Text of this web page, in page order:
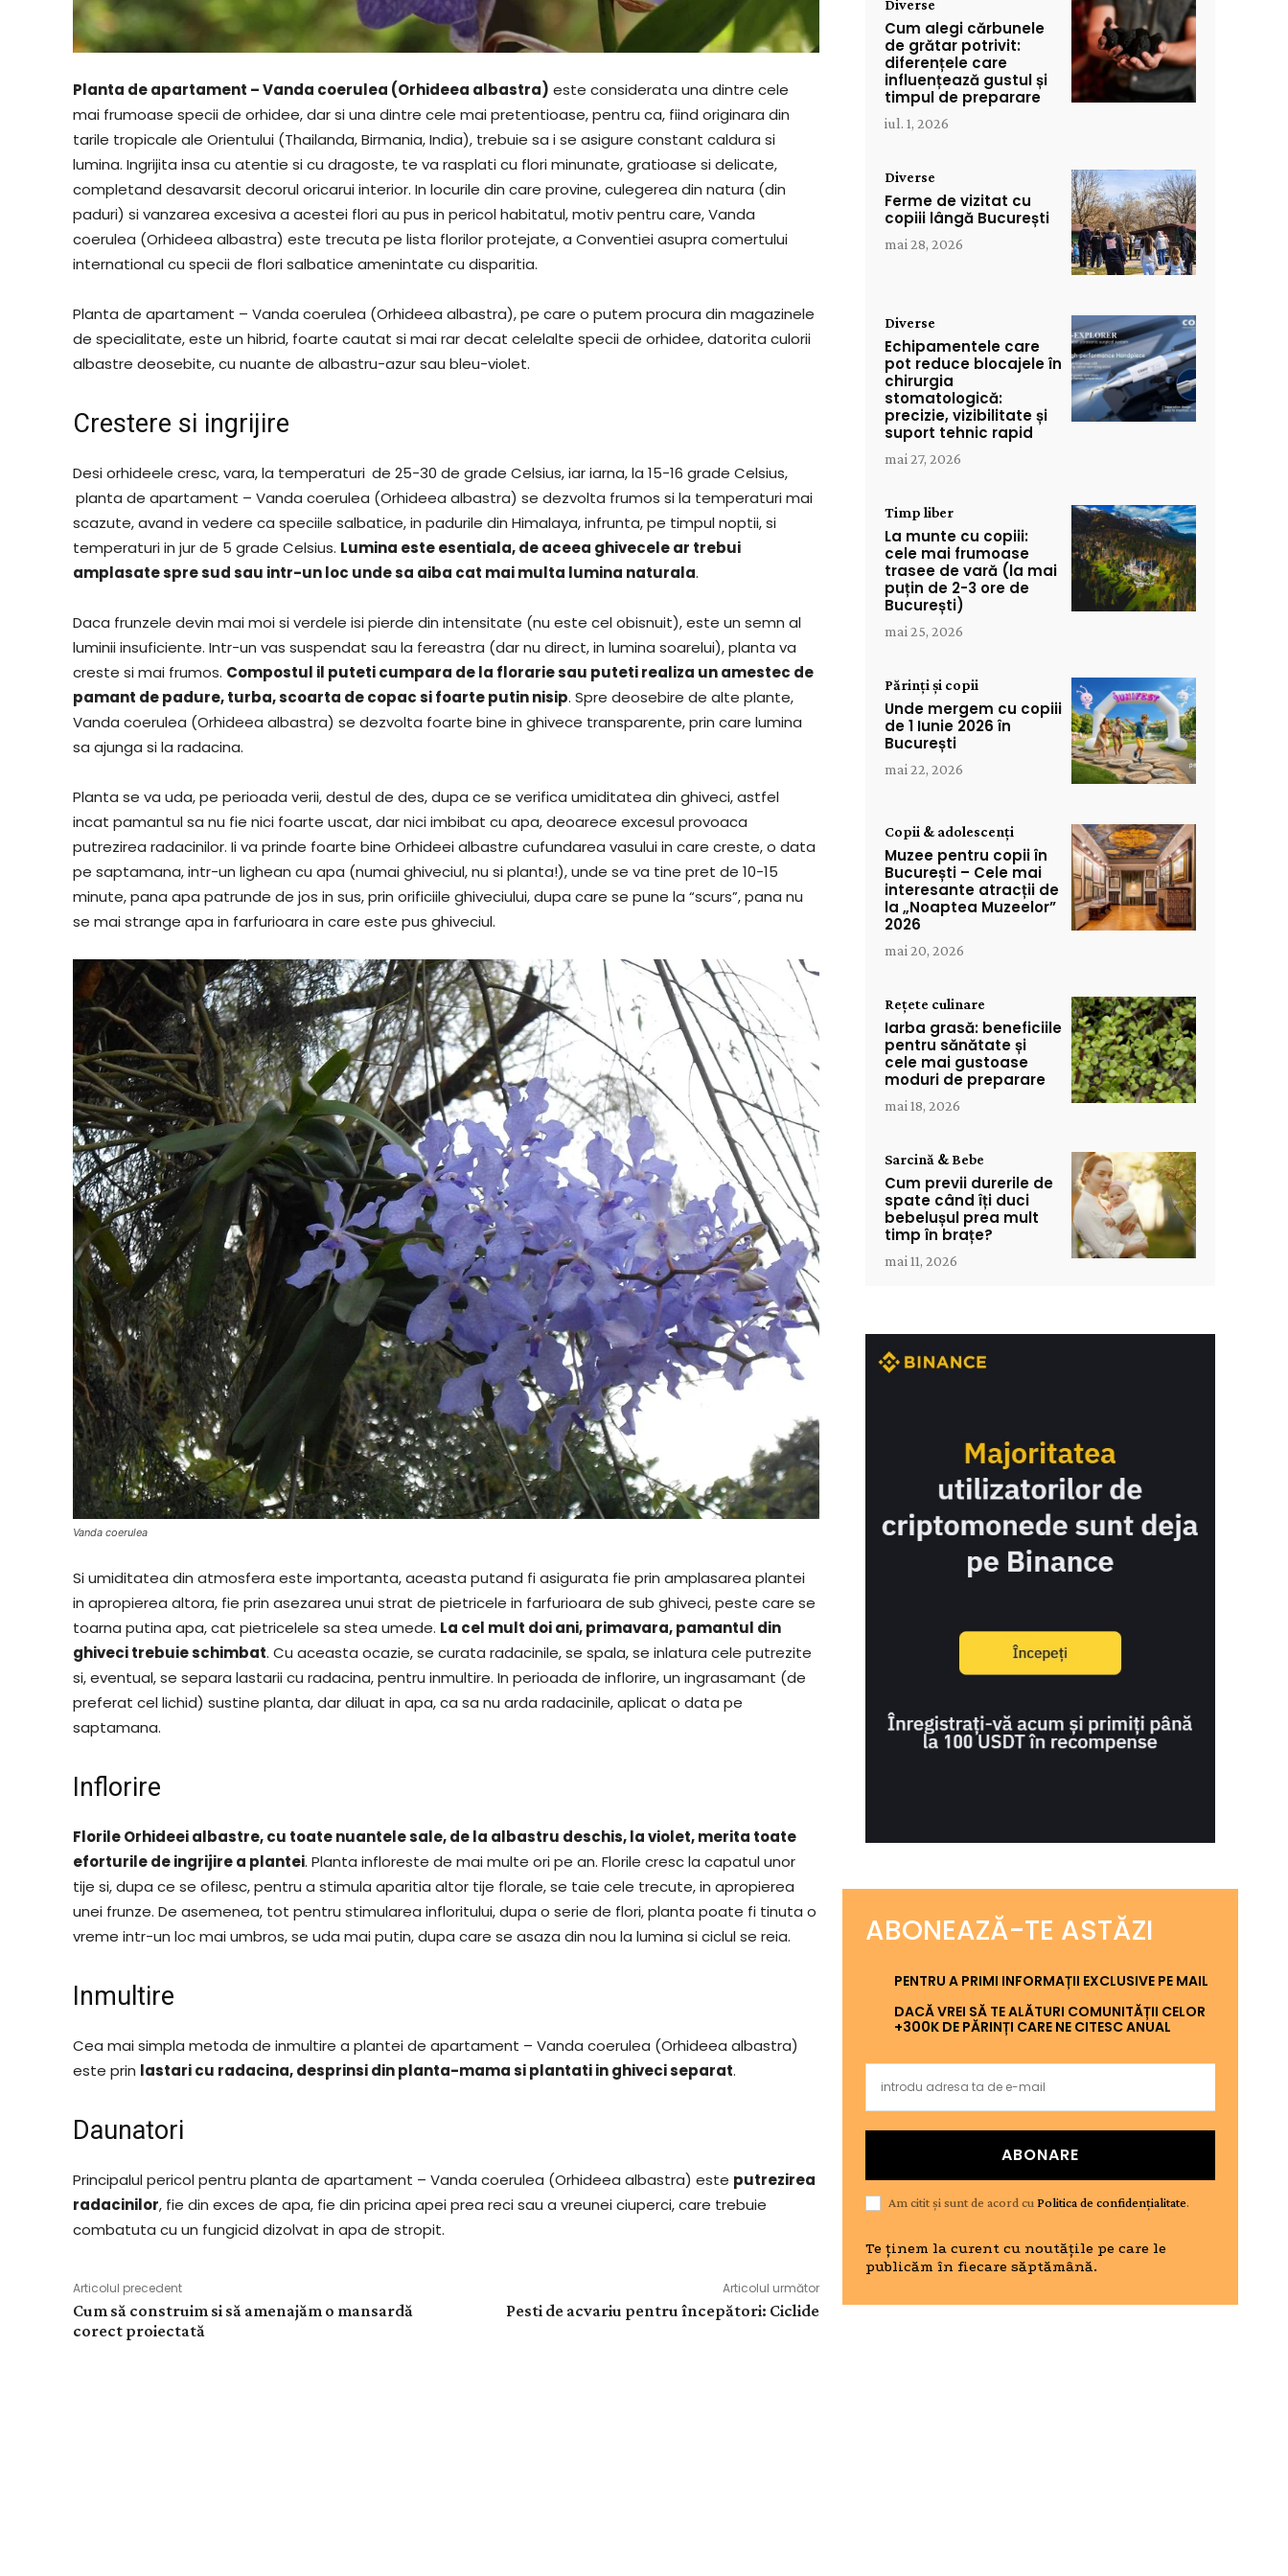
Planta de apartament – Vanda coerulea (Orhideea albastra) este considerata una dintre cele
mai frumoase specii de orhidee, dar si una dintre cele mai pretentioase, pentru ca, fiind originara din
tarile tropicale ale Orientului (Thailanda, Birmania, India), trebuie sa i se asigure constant caldura si
lumina. Ingrijita insa cu atentie si cu dragoste, te va rasplati cu flori minunate, gratioase si delicate,
completand desavarsit decorul oricarui interior. In locurile din care provine, culegerea din natura (din
paduri) si vanzarea excesiva a acestei flori au pus in pericol habitatul, motiv pentru care, Vanda
coerulea (Orhideea albastra) este trecuta pe lista florilor protejate, a Conventiei asupra comertului
international cu specii de flori salbatice amenintate cu disparitia.
Planta de apartament – Vanda coerulea (Orhideea albastra), pe care o putem procura din magazinele
de specialitate, este un hibrid, foarte cautat si mai rar decat celelalte specii de orhidee, datorita culorii
albastre deosebite, cu nuante de albastru-azur sau bleu-violet.
Crestere si ingrijire
Desi orhideele cresc, vara, la temperaturi de 25-30 de grade Celsius, iar iarna, la 15-16 grade Celsius,
planta de apartament – Vanda coerulea (Orhideea albastra) se dezvolta frumos si la temperaturi mai
scazute, avand in vedere ca speciile salbatice, in padurile din Himalaya, infrunta, pe timpul noptii, si
temperaturi in jur de 5 grade Celsius. Lumina este esentiala, de aceea ghivecele ar trebui
amplasate spre sud sau intr-un loc unde sa aiba cat mai multa lumina naturala.
Daca frunzele devin mai moi si verdele isi pierde din intensitate (nu este cel obisnuit), este un semn al
luminii insuficiente. Intr-un vas suspendat sau la fereastra (dar nu direct, in lumina soarelui), planta va
creste si mai frumos. Compostul il puteti cumpara de la florarie sau puteti realiza un amestec de
pamant de padure, turba, scoarta de copac si foarte putin nisip. Spre deosebire de alte plante,
Vanda coerulea (Orhideea albastra) se dezvolta foarte bine in ghivece transparente, prin care lumina
sa ajunga si la radacina.
Planta se va uda, pe perioada verii, destul de des, dupa ce se verifica umiditatea din ghiveci, astfel
incat pamantul sa nu fie nici foarte uscat, dar nici imbibat cu apa, deoarece excesul provoaca
putrezirea radacinilor. Ii va prinde foarte bine Orhideei albastre cufundarea vasului in care creste, o data
pe saptamana, intr-un lighean cu apa (numai ghiveciul, nu si planta!), unde se va tine pret de 10-15
minute, pana apa patrunde de jos in sus, prin orificiile ghiveciului, dupa care se pune la “scurs”, pana nu
se mai strange apa in farfurioara in care este pus ghiveciul.
Vanda coerulea
Si umiditatea din atmosfera este importanta, aceasta putand fi asigurata fie prin amplasarea plantei
in apropierea altora, fie prin asezarea unui strat de pietricele in farfurioara de sub ghiveci, peste care se
toarna putina apa, cat pietricelele sa stea umede. La cel mult doi ani, primavara, pamantul din
ghiveci trebuie schimbat. Cu aceasta ocazie, se curata radacinile, se spala, se inlatura cele putrezite
si, eventual, se separa lastarii cu radacina, pentru inmultire. In perioada de inflorire, un ingrasamant (de
preferat cel lichid) sustine planta, dar diluat in apa, ca sa nu arda radacinile, aplicat o data pe
saptamana.
Inflorire
Florile Orhideei albastre, cu toate nuantele sale, de la albastru deschis, la violet, merita toate
eforturile de ingrijire a plantei. Planta infloreste de mai multe ori pe an. Florile cresc la capatul unor
tije si, dupa ce se ofilesc, pentru a stimula aparitia altor tije florale, se taie cele trecute, in apropierea
unei frunze. De asemenea, tot pentru stimularea infloritului, dupa o serie de flori, planta poate fi tinuta o
vreme intr-un loc mai umbros, se uda mai putin, dupa care se asaza din nou la lumina si ciclul se reia.
Inmultire
Cea mai simpla metoda de inmultire a plantei de apartament – Vanda coerulea (Orhideea albastra)
este prin lastari cu radacina, desprinsi din planta-mama si plantati in ghiveci separat.
Daunatori
Principalul pericol pentru planta de apartament – Vanda coerulea (Orhideea albastra) este putrezirea
radacinilor, fie din exces de apa, fie din pricina apei prea reci sau a vreunei ciuperci, care trebuie
combatuta cu un fungicid dizolvat in apa de stropit.
Articolul precedent
Cum să construim si să amenajăm o mansardă
corect proiectată
Articolul următor
Pesti de acvariu pentru începători: Ciclide
Diverse
Cum alegi cărbunele
de grătar potrivit:
diferențele care
influențează gustul și
timpul de preparare
iul. 1, 2026
Diverse
Ferme de vizitat cu
copiii lângă București
mai 28, 2026
Diverse
Echipamentele care
pot reduce blocajele în
chirurgia
stomatologică:
precizie, vizibilitate și
suport tehnic rapid
mai 27, 2026
Timp liber
La munte cu copiii:
cele mai frumoase
trasee de vară (la mai
puțin de 2-3 ore de
București)
mai 25, 2026
Părinți și copii
Unde mergem cu copiii
de 1 Iunie 2026 în
București
mai 22, 2026
Copii & adolescenți
Muzee pentru copii în
București – Cele mai
interesante atracții de
la „Noaptea Muzeelor”
2026
mai 20, 2026
Rețete culinare
Iarba grasă: beneficiile
pentru sănătate și
cele mai gustoase
moduri de preparare
mai 18, 2026
Sarcină & Bebe
Cum previi durerile de
spate când îți duci
bebelușul prea mult
timp în brațe?
mai 11, 2026
ABONEAZĂ-TE ASTĂZI
PENTRU A PRIMI INFORMAȚII EXCLUSIVE PE MAIL
DACĂ VREI SĂ TE ALĂTURI COMUNITĂȚII CELOR
+300K DE PĂRINȚI CARE NE CITESC ANUAL
ABONARE
Am citit și sunt de acord cuPolitica de confidențialitate.
Te ținem la curent cu noutățile pe care le
publicăm în fiecare săptămână.